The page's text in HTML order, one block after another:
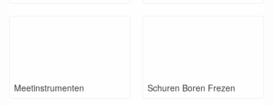
Meetinstrumenten Schuren Boren Frezen